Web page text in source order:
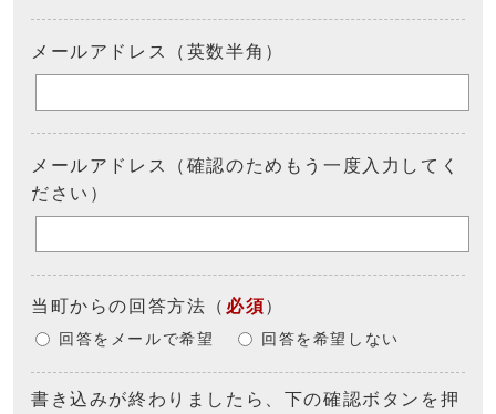
メールアドレス（英数半角）
メールアドレス（確認のためもう一度入力してく
ださい）
当町からの回答方法 （ 必須）
回答をメールで希望 回答を希望しない
書き込みが終わりましたら、下の確認ボタンを押